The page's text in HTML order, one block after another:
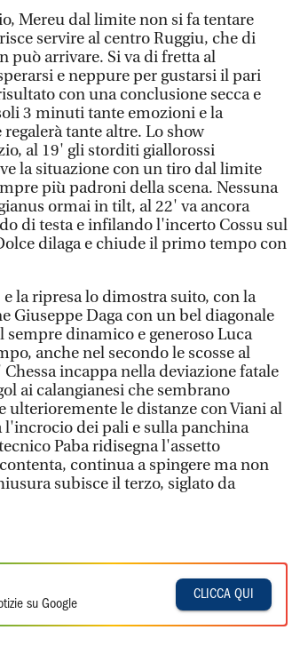
Mereu dal limite non si fa tentare
servire al centro Ruggiu, che di
può arrivare. Si va di fretta al
e neppure per gustarsi il pari
con una conclusione secca e
3 minuti tante emozioni e la
tante altre. Lo show
al 19' gli storditi giallorossi
la situazione con un tiro dal limite
più padroni della scena. Nessuna
ormai in tilt, al 22' va ancora
di testa e infilando l'incerto Cossu sul
dilaga e chiude il primo tempo con
la ripresa lo dimostra suito, con la
Giuseppe Daga con un bel diagonale
dinamico e generoso Luca
anche nel secondo le scosse al
incappa nella deviazione fatale
ai calangianesi che sembrano
ulterioremente le distanze con Viani al
dei pali e sulla panchina
Paba ridisegna l'assetto
continua a spingere ma non
subisce il terzo, siglato da
su Google
CLICCA QUI